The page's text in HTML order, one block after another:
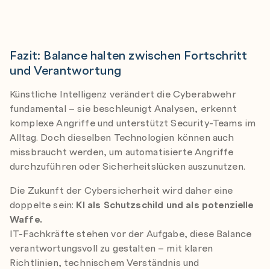
Fazit: Balance halten zwischen Fortschritt
und Verantwortung
Künstliche Intelligenz verändert die Cyberabwehr
fundamental – sie beschleunigt Analysen, erkennt
komplexe Angriffe und unterstützt Security-Teams im
Alltag. Doch dieselben Technologien können auch
missbraucht werden, um automatisierte Angriffe
durchzuführen oder Sicherheitslücken auszunutzen.
Die Zukunft der Cybersicherheit wird daher eine
doppelte sein: KI als Schutzschild und als potenzielle
Waffe.
IT-Fachkräfte stehen vor der Aufgabe, diese Balance
verantwortungsvoll zu gestalten – mit klaren
Richtlinien, technischem Verständnis und